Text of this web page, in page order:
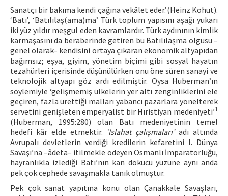
Sanatçı bir bakıma kendi çağına vekâlet eder.’(Heinz Kohut).
‘Batı’, ‘Batılılaş(ama)ma’ Türk toplum yapısını aşağı yukarı
iki yüz yıldır meşgul eden kavramlardır. Türk aydınının kimlik
karmaşasını da beraberinde getiren bu Batılılaşma olgusu –
genel olarak– kendisini ortaya çıkaran ekonomik altyapıdan
bağımsız; eşya, giyim, yönetim biçimi gibi sosyal hayatın
tezahürleri içerisinde düşünülürken onu öne süren sanayi ve
teknolojik altyapı göz ardı edilmiştir. Oysa Huberman’ın
söylemiyle ‘gelişmemiş ülkelerin yer altı zenginliklerini ele
geçiren, fazla ürettiği malları yabancı pazarlara yönelterek
servetini genişleten emperyalist bir Hıristiyan medeniyeti’1
(Huberman, 1995:280) olan Batı medeniyetinin temel
hedefi kâr elde etmektir. ‘Islahat çalışmaları’adı altında
Avrupalı devletlerin verdiği kredilerin kefaretini I. Dünya
Savaşı’na –âdeta– itilmekle ödeyen Osmanlı İmparatorluğu,
hayranlıkla izlediği Batı’nın kan dökücü yüzüne aynı anda
pek çok cephede savaşmakla tanık olmuştur.
Pek çok sanat yapıtına konu olan Çanakkale Savaşları,